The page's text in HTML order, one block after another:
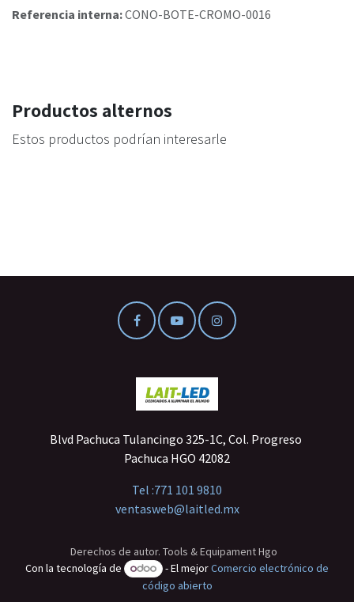
Referencia interna:CONO-BOTE-CROMO-0016
Productos alternos
Estos productos podrían interesarle
Blvd Pachuca Tulancingo 325-1C, Col. Progreso
Pachuca HGO 42082
Tel :771 101 9810
ventasweb@laitled.mx
Derechos de autor. Tools & Equipament Hgo
Con la tecnología de
- El mejorComercio electrónico de
código abierto